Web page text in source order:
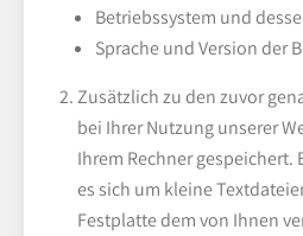
Betriebssystem und
Sprache und Version der
Zusätzlich zu den zuvor
bei Ihrer Nutzung unserer
Ihrem Rechner gespeichert.
es sich um kleine
Festplatte dem von Ihnen